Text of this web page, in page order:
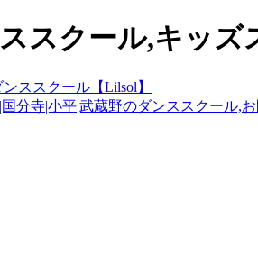
スクール,キッ